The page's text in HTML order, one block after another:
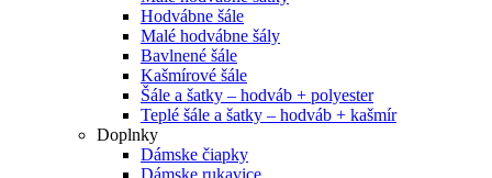
Hodvábne šále
Malé hodvábne šály
Bavlnené šále
Kašmírové šále
Šále a šatky – hodváb + polyester
Teplé šále a šatky – hodváb + kašmír
Doplnky
Dámske čiapky